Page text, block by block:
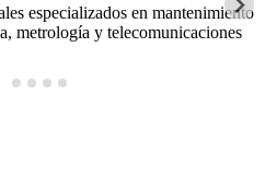
especializados en mantenimiento
metrología y telecomunicaciones